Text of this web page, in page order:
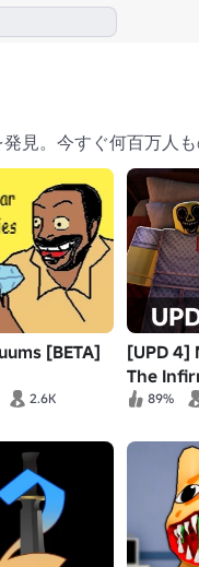
見。今すぐ何百万人
[BETA]
2.6K
[UPD 4]
The
89%